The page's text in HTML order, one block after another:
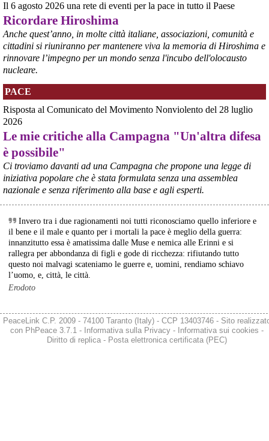
retepacedisarmo.org/2026/missi
Il Parlamento è stato tenuto praticamente all’oscuro del
dispiegamento di uomini e mezzi verso il regno saudita e in un
contesto di conflitto aperto nella regione.
#disarmo # noguerra #pcknews
@peacelink - 6/8/2026 5:38
ilmanifesto.it/guerra-a-debito
Ieri il parlamento ha approvato le risoluzioni della maggioranza che
impegnano il governo ad avviare le procedure per chiedere
all’Unione europea di attivare la clausola di salvaguardia nazionale
per lo scostamento di bilancio. Si tratta, in un triennio, dello 0,6%
del Pil per investimenti in transizione energetica e dello 0,9% in
materia di spese militari. In totale si parla di circa 36 miliardi, 14 per
l’energia e 22 per la difesa da qui al 2028.
#spesemilitari
Il 6 agosto 2026 una rete di eventi per la pace in tutto il Paese
Ricordare Hiroshima
Anche quest’anno, in molte città italiane, associazioni, comunità e
cittadini si riuniranno per mantenere viva la memoria di Hiroshima e
rinnovare l’impegno per un mondo senza l'incubo dell'olocausto
nucleare.
PACE
Risposta al Comunicato del Movimento Nonviolento del 28 luglio
2026
Le mie critiche alla Campagna "Un'altra difesa
è possibile"
Ci troviamo davanti ad una Campagna che propone una legge di
iniziativa popolare che è stata formulata senza una assemblea
nazionale e senza riferimento alla base e agli esperti.
Invero tra i due ragionamenti noi tutti riconosciamo quello inferiore e
il bene e il male e quanto per i mortali la pace è meglio della guerra:
innanzitutto essa è amatissima dalle Muse e nemica alle Erinni e si
rallegra per abbondanza di figli e gode di ricchezza: rifiutando tutto
questo noi malvagi scateniamo le guerre e, uomini, rendiamo schiavo
l’uomo, e, città, le città.
Erodoto
PeaceLink C.P. 2009 - 74100 Taranto (Italy) - CCP 13403746 - Sito
con PhPeace 3.7.1 - Informativa sulla Privacy- Informativa sui cookies -
Diritto di replica- Posta elettronica certificata (PEC)